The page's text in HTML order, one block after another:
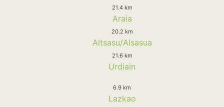
21.4 km
Araia
20.2 km
Altsasu/Alsasua
21.6 km
Urdiain
6.9 km
Lazkao